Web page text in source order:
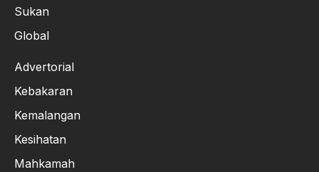
Sukan
Global
Advertorial
Kebakaran
Kemalangan
Kesihatan
Mahkamah